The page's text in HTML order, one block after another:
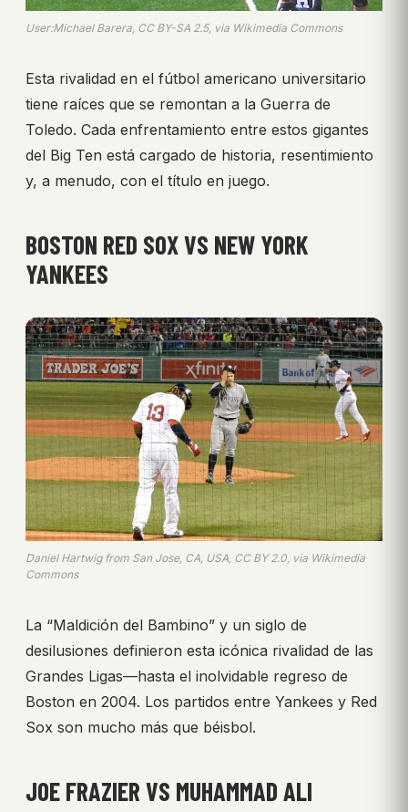
User:Michael Barera, CC BY-SA 2.5, via Wikimedia Commons
Esta rivalidad en el fútbol americano universitario
tiene raíces que se remontan a la Guerra de
Toledo. Cada enfrentamiento entre estos gigantes
del Big Ten está cargado de historia, resentimiento
y, a menudo, con el título en juego.
BOSTON RED SOX VS NEW YORK
YANKEES
Daniel Hartwig from San Jose, CA, USA, CC BY 2.0, via Wikimedia
Commons
La “Maldición del Bambino” y un siglo de
desilusiones definieron esta icónica rivalidad de las
Grandes Ligas—hasta el inolvidable regreso de
Boston en 2004. Los partidos entre Yankees y Red
Sox son mucho más que béisbol.
JOE FRAZIER VS MUHAMMAD ALI